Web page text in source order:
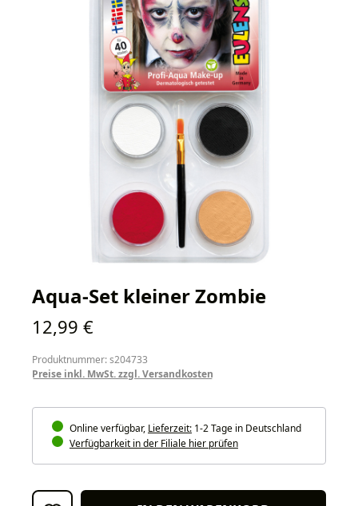
Aqua-Set kleiner Zombie
Regulärer Preis:
12,99 €
Produktnummer: s204733
Preise inkl. MwSt. zzgl. Versandkosten
Online verfügbar, Lieferzeit: 1-2 Tage in Deutschland
Verfügbarkeit in der Filiale hier prüfen